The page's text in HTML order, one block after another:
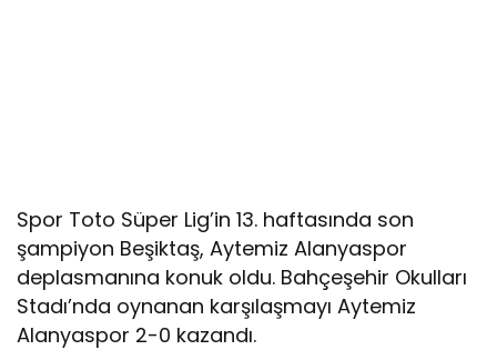
Spor Toto Süper Lig’in 13. haftasında son
şampiyon Beşiktaş, Aytemiz Alanyaspor
deplasmanına konuk oldu. Bahçeşehir Okulları
Stadı’nda oynanan karşılaşmayı Aytemiz
Alanyaspor 2-0 kazandı.